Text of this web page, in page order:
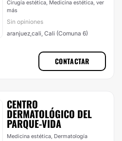
Cirugía estética, Medicina estética, ver
más
Sin opiniones
aranjuez,cali, Cali (Comuna 6)
CONTACTAR
CENTRO
DERMATOLÓGICO DEL
PARQUE-VIDA
Medicina estética, Dermatología